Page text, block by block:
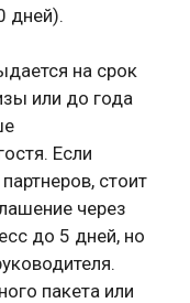
дней).
на срок
или до года
Если
стоит
через
до 5 дней, но
пакета или